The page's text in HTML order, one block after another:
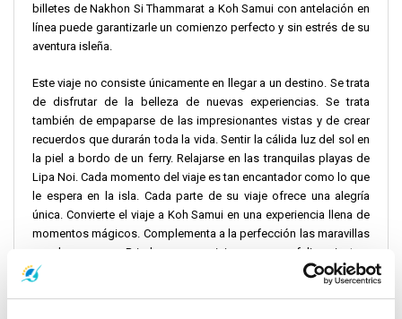
billetes de Nakhon Si Thammarat a Koh Samui con antelación en
línea puede garantizarle un comienzo perfecto y sin estrés de su
aventura isleña.
Este viaje no consiste únicamente en llegar a un destino. Se trata
de disfrutar de la belleza de nuevas experiencias. Se trata
también de empaparse de las impresionantes vistas y de crear
recuerdos que durarán toda la vida. Sentir la cálida luz del sol en
la piel a bordo de un ferry. Relajarse en las tranquilas playas de
Lipa Noi. Cada momento del viaje es tan encantador como lo que
le espera en la isla. Cada parte de su viaje ofrece una alegría
única. Convierte el viaje a Koh Samui en una experiencia llena de
momentos mágicos. Complementa a la perfección las maravillas
que le esperan. Brindo por un viaje seguro y feliz mientras
descubre todas las cosas asombrosas que Koh Samui puede